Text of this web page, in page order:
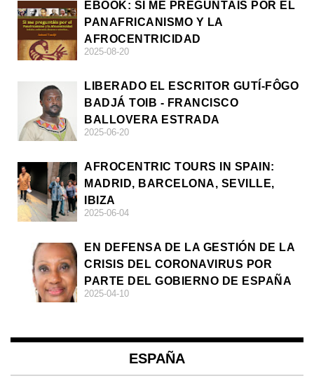
EBOOK: SI ME PREGUNTÁIS POR EL
PANAFRICANISMO Y LA
AFROCENTRICIDAD
2025-08-20
LIBERADO EL ESCRITOR GUTÍ-FÔGO
BADJÁ TOIB - FRANCISCO
BALLOVERA ESTRADA
2025-06-20
AFROCENTRIC TOURS IN SPAIN:
MADRID, BARCELONA, SEVILLE,
IBIZA
2025-06-04
EN DEFENSA DE LA GESTIÓN DE LA
CRISIS DEL CORONAVIRUS POR
PARTE DEL GOBIERNO DE ESPAÑA
2025-04-10
ESPAÑA